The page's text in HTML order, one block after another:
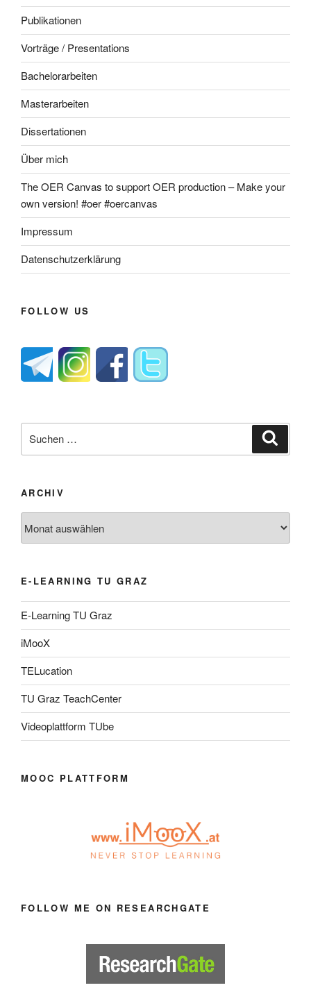
Publikationen
Vorträge / Presentations
Bachelorarbeiten
Masterarbeiten
Dissertationen
Über mich
The OER Canvas to support OER production – Make your
own version! #oer #oercanvas
Impressum
Datenschutzerklärung
FOLLOW US
nach:
ARCHIV
E-LEARNING TU GRAZ
E-Learning TU Graz
iMooX
TELucation
TU Graz TeachCenter
Videoplattform TUbe
MOOC PLATTFORM
FOLLOW ME ON RESEARCHGATE